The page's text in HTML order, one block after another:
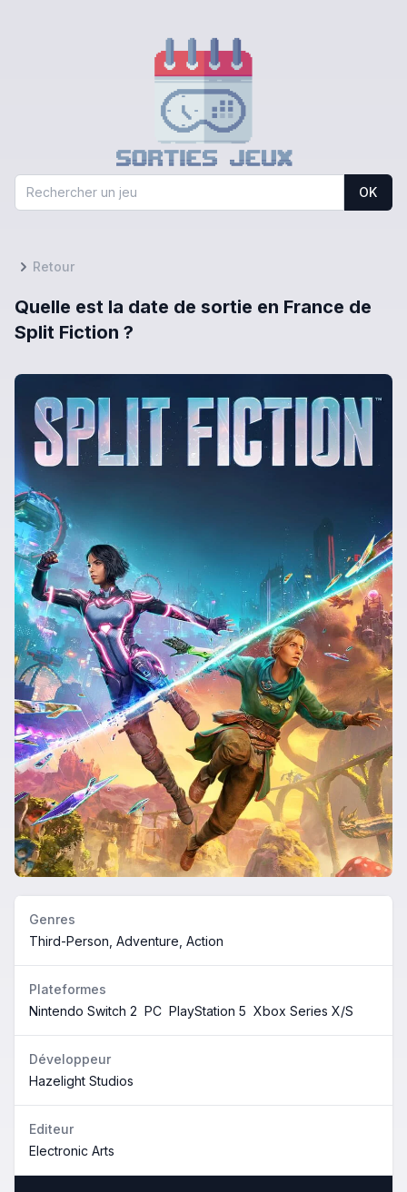
OK
Retour
Quelle est la date de sortie en France de
Split Fiction ?
Genres
Third-Person, Adventure, Action
Plateformes
Nintendo Switch 2 PC PlayStation 5 Xbox Series X/S
Développeur
Hazelight Studios
Editeur
Electronic Arts